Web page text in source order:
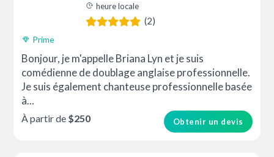
heure locale
(2)
Prime
Bonjour, je m'appelle Briana Lyn et je suis
comédienne de doublage anglaise professionnelle.
Je suis également chanteuse professionnelle basée
à...
Obtenir un devis
À partir de $250